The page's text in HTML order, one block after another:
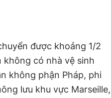
được khoảng 1/2
không có nhà vệ sinh
không phận Pháp, phi
lưu khu vực Marseille,